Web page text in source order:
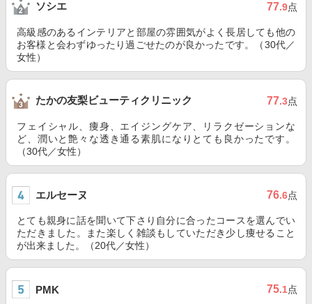
ソシエ 77.9点
高級感のあるインテリアと部屋の雰囲気がよく長居しても他の
お客様と会わずゆったり過ごせたのが良かったです。（30代／
女性）
たかの友梨ビューティクリニック 77.3点
フェイシャル、痩身、エイジングケア、リラクゼーションな
ど、潤いと艶々な透き通る素肌になりとても良かったです。
（30代／女性）
エルセーヌ 76.6点
とても親身に話を聞いて下さり自分に合ったコースを選んでい
ただきました。また楽しく雑談もしていただき少し痩せること
が出来ました。（20代／女性）
PMK 75.1点